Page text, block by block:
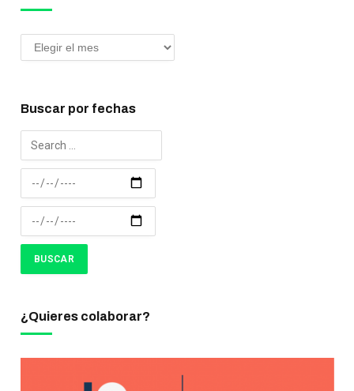
Buscar por fechas
¿Quieres colaborar?